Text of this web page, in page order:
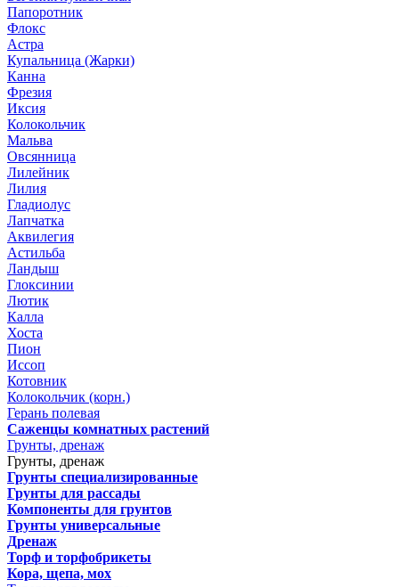
Папоротник
Флокс
Астра
Купальница (Жарки)
Канна
Фрезия
Иксия
Колокольчик
Мальва
Овсянница
Лилейник
Лилия
Гладиолус
Лапчатка
Аквилегия
Астильба
Ландыш
Глоксинии
Лютик
Калла
Хоста
Пион
Иссоп
Котовник
Колокольчик (корн.)
Герань полевая
Саженцы комнатных растений
Грунты, дренаж
Грунты, дренаж
Грунты специализированные
Грунты для рассады
Компоненты для грунтов
Грунты универсальные
Дренаж
Торф и торфобрикеты
Кора, щепа, мох